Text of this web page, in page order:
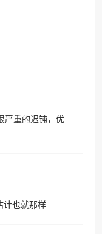
严重的迟钝，优
计也就那样